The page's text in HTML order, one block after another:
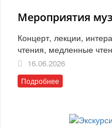
Мероприятия
Концерт, лекции,
чтения, медленные
16.06.2026
Подробнее